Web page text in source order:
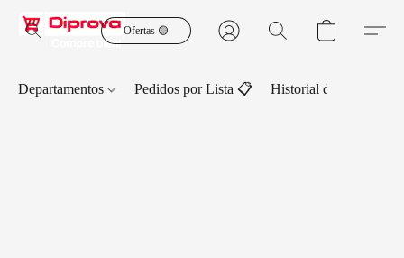
Ofertas 🟡
Departamentos Pedidos por Lista 📋 Historial de Pedidos